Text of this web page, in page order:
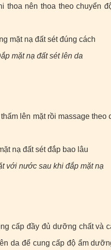
thoa nên thoa theo chuyển
mặt nạ đất sét lên da
lên mặt rồi massage theo
với nước sau khi đắp mặt nạ
cấp đầy đủ dưỡng chất
da để cung cấp độ ẩm